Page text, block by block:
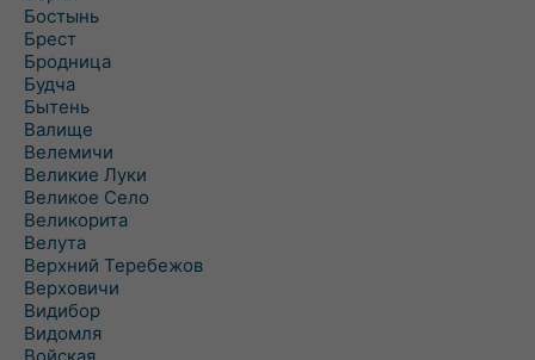
Бостынь
Брест
Бродница
Будча
Бытень
Валище
Велемичи
Великие Луки
Великое Село
Великорита
Велута
Верхний Теребежов
Верховичи
Видибор
Видомля